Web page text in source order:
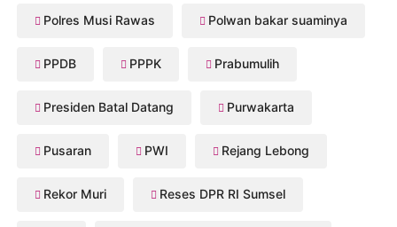
Polres Musi Rawas Polwan bakar suaminya
PPDB PPPK Prabumulih
Presiden Batal Datang Purwakarta
Pusaran PWI Rejang Lebong
Rekor Muri Reses DPR RI Sumsel